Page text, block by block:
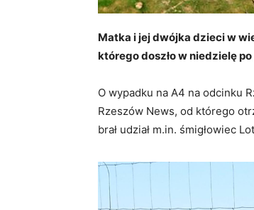
Matka i jej dwójka dzieci w
którego doszło w niedzielę
O wypadku na A4 na odcinku
Rzeszów News, od którego
brał udział m.in. śmigłowiec